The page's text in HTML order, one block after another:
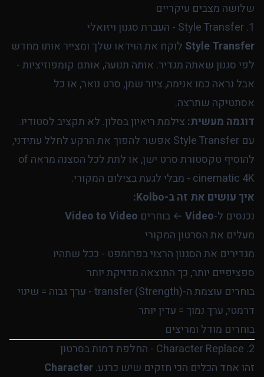
שלושה מצבים עיקריים
1. Style Transfer - העברת סגנון ויזואלי
Style Transfer לוקח את הוידאו שלך ומצייר אותו מחדש
לפי סגנון שאתה מגדיר. אותה תנועה, אותם קומפוזיציות -
אבל נראה כמו אנימה, ציור שמן, סרט נואר, או כל
אסתטיקה שתרצה.
דוגמה מעשית: צילמת ריאיון בסלון. לא תקציב לסטודיו.
עם Style Transfer אפשר להפוך את הרקע לחלל עתידני,
להוסיף טקסטורת סרט ישן, או לתת לכל הסצנה מראה of
cinematic 4K - מבלי לגעת בצילום המקורי.
איך עושים את זה ב-Kolbo:
נכנסים ל-Video ← בוחרים Video to Video
מעלים את הסרטון המקורי
מגדירים את הסגנון הרצוי בפרומפט - ככל שתהיו
ספציפיים יותר, כך התוצאה מדויקת יותר
בוחרים עוצמת ה-transfer (Strength) - ערך גבוה = שינוי
דרמטי, ערך נמוך = עדין יותר
בוחרים מודל ומריצים
2. Character Replace - החלפת דמות בסרטון
זהו אחד הכלים הכי חזקים שיש כרגע.Character